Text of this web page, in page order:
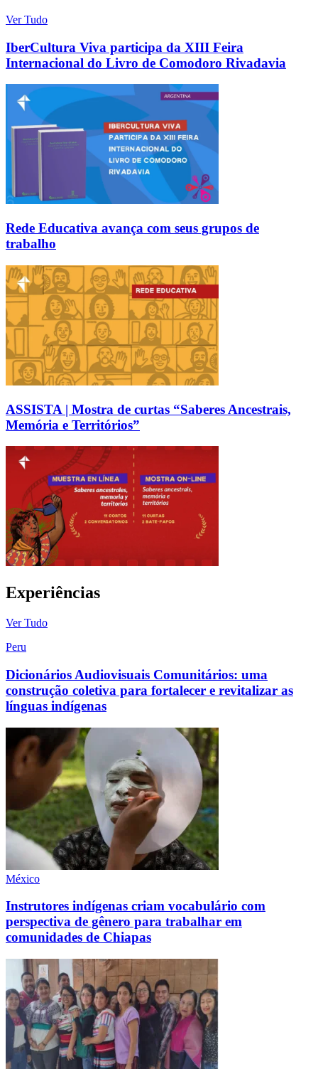
Ver Tudo
IberCultura Viva participa da XIII Feira
Internacional do Livro de Comodoro Rivadavia
Rede Educativa avança com seus grupos de
trabalho
ASSISTA | Mostra de curtas “Saberes Ancestrais,
Memória e Territórios”
Experiências
Ver Tudo
Peru
Dicionários Audiovisuais Comunitários: uma
construção coletiva para fortalecer e revitalizar as
línguas indígenas
México
Instrutores indígenas criam vocabulário com
perspectiva de gênero para trabalhar em
comunidades de Chiapas